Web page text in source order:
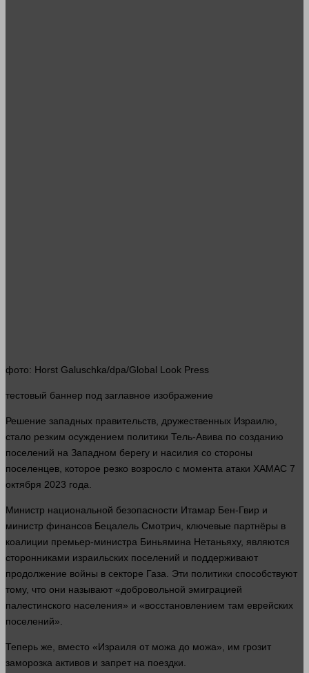
фото: Horst Galuschka/dpa/Global Look Press
тестовый баннер под заглавное изображение
Решение западных правительств, дружественных Израилю,
стало резким осуждением политики Тель-Авива по созданию
поселений на Западном берегу и насилия со стороны
поселенцев, которое резко возросло с момента атаки ХАМАС 7
октября 2023 года
Министр национальной безопасности Итамар Бен-Гвир и
министр финансов Бецалель Смотрич, ключевые партнёры в
коалиции премьер-министра Биньямина Нетаньяху, являются
сторонниками израильских поселений и поддерживают
продолжение войны в секторе Газа. Эти политики способствуют
тому, что они называют «добровольной эмиграцией
палестинского населения» и «восстановлением там еврейских
поселений».
Теперь же, вместо «Израиля от можа до можа», им грозит
заморозка активов и запрет на поездки.